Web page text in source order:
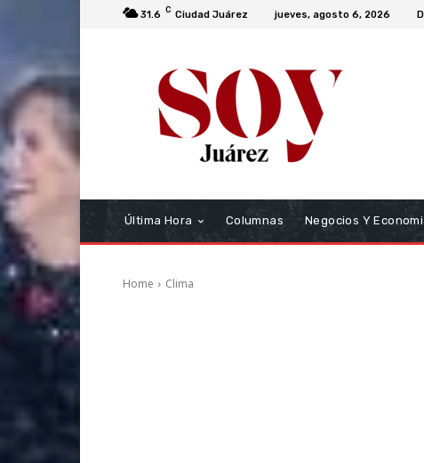
31.6 C Ciudad Juárez jueves, agosto 6, 2026
Última Hora Columnas Negocios Y
Home Clima